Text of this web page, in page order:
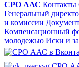
СРО ААС Контакты
Генеральный
и комиссии
Компенсационный
молодежью Иски и